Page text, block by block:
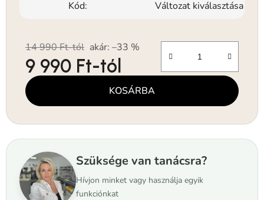
Kód: Változat kiválasztása
14 990 Ft-tól akár: –33 %
9 990 Ft-tól
Egységár: KOSÁRBA
Szüksége van tanácsra?
Hívjon minket vagy használja egyik
funkciónkat